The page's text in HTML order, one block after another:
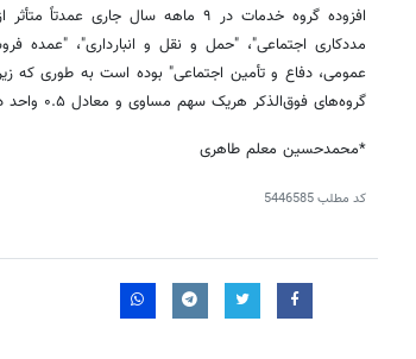
افزوده گروه خدمات در ۹ ماهه سال
مددکاری اجتماعی"، "حمل و نقل و انبارداری"، "عمده
گروه‌های فوق‌الذکر هریک سهم مساوی و معادل ۰.۵ واحد درصدی از رشد تولید ناخالص داخلی داشته‌اند.
*محمدحسین معلم طاهری
کد مطلب5446585